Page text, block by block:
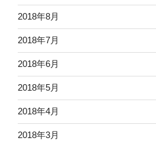
2018年8月
2018年7月
2018年6月
2018年5月
2018年4月
2018年3月